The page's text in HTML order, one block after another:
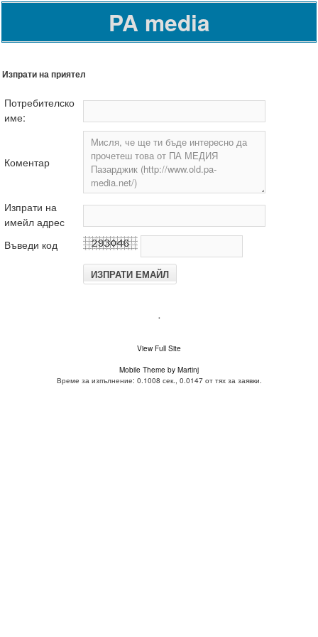
PA media
Изпрати на приятел
Потребителско
име:
Коментар
Изпрати на
имейл адрес
Въведи код
.
View Full Site
Mobile Theme by Martinj
Време за изпълнение: 0.1008 сек., 0.0147 от тях за заявки.